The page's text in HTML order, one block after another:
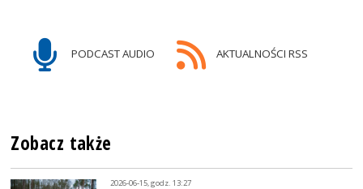
PODCAST AUDIO AKTUALNOŚCI RSS
Zobacz także
2026-06-15, godz. 13:27